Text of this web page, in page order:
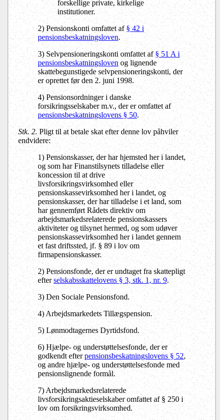
forskellige private, kirkelige
institutioner.
2) Pensionskonti omfattet af§ 42 i
pensionsbeskatningsloven.
3) Selvpensioneringskonti omfattet af§ 51 A i
pensionsbeskatningslovenog lignende
skattebegunstigede selvpensioneringskonti, der
er oprettet før den 2. juni 1998.
4) Pensionsordninger i danske
forsikringsselskaber m.v., der er omfattet af
pensionsbeskatningslovens § 50.
Stk. 2.Pligt til at betale skat efter denne lov påhviler
endvidere:
1) Pensionskasser, der har hjemsted her i landet,
og som har Finanstilsynets tilladelse eller
koncession til at drive
livsforsikringsvirksomhed eller
pensionskassevirksomhed her i landet, og
pensionskasser, der har tilladelse i et land, som
har gennemført Rådets direktiv om
arbejdsmarkedsrelaterede pensionskassers
aktiviteter og tilsynet hermed, og som udøver
pensionskassevirksomhed her i landet gennem
et fast driftssted, jf. § 89 i lov om
firmapensionskasser.
2) Pensionsfonde, der er undtaget fra skattepligt
efterselskabsskattelovens § 3, stk. 1, nr. 9.
3) Den Sociale Pensionsfond.
4) Arbejdsmarkedets Tillægspension.
5) Lønmodtagernes Dyrtidsfond.
6) Hjælpe- og understøttelsesfonde, der er
godkendt efterpensionsbeskatningslovens § 52,
og andre hjælpe- og understøttelsesfonde med
pensionslignende formål.
7) Arbejdsmarkedsrelaterede
livsforsikringsaktieselskaber omfattet af § 250 i
lov om forsikringsvirksomhed.